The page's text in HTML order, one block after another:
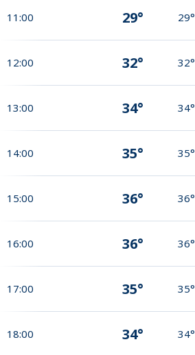
11:00 29° 29°
12:00 32° 32°
13:00 34° 34°
14:00 35° 35°
15:00 36° 36°
16:00 36° 36°
17:00 35° 35°
18:00 34° 34°